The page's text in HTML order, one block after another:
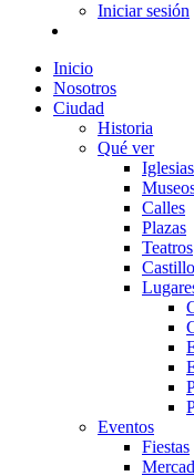
Iniciar sesión
Inicio
Nosotros
Ciudad
Historia
Qué ver
Iglesias
Calles
Plazas
Teatros
Eventos
Fiestas